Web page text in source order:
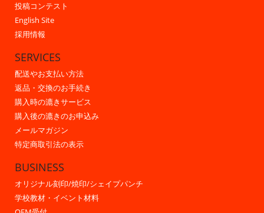
投稿コンテスト
English Site
採用情報
SERVICES
配送やお支払い方法
返品・交換のお手続き
購入時の漉きサービス
購入後の漉きのお申込み
メールマガジン
特定商取引法の表示
BUSINESS
オリジナル刻印/焼印/シェイプパンチ
学校教材・イベント材料